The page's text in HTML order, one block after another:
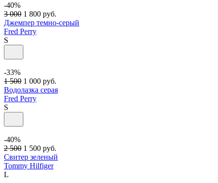
-40%
3 000 1 800 руб.
Джемпер темно-серый
Fred Perry
S
-33%
1 500 1 000 руб.
Водолазка серая
Fred Perry
S
-40%
2 500 1 500 руб.
Свитер зеленый
Tommy Hilfiger
L